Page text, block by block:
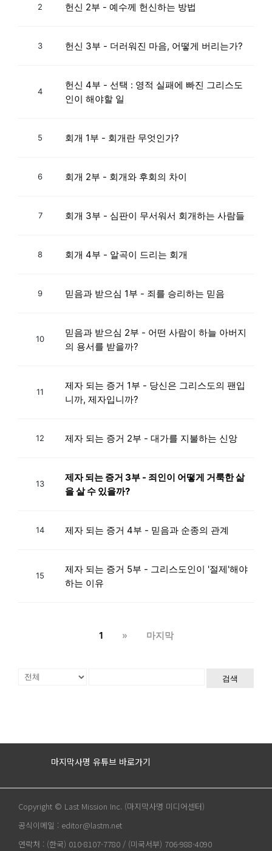
2 헌신 2부 - 예수께 헌신하는 방법
3 헌신 3부 - 더러워진 마음, 어떻게 버리는가?
4
헌신 4부 - 선택 : 영적 실패에 빠진 그리스도
인이 해야할 일
5 회개 1부 - 회개란 무엇인가?
6 회개 2부 - 회개와 후회의 차이
7 회개 3부 - 심판이 무서워서 회개하는 사람들
8 회개 4부 - 알곡이 드리는 회개
9 믿음과 받으심 1부 - 죄를 승리하는 믿음
10
믿음과 받으심 2부 - 어떤 사람이 하늘 아버지
의 용서를 받을까?
11
제자 되는 증거 1부 - 당신은 그리스도의 팬입
니까, 제자입니까?
12 제자 되는 증거 2부 - 대가를 지불하는 신앙
13
제자 되는 증거 3부 - 죄인이 어떻게 거룩한 삶
을 살 수 있을까?
14 제자 되는 증거 4부 - 믿음과 순종의 관계
15
제자 되는 증거 5부 - 그리스도인이 '절제'해야
하는 이유
1 » 마지막
검색
마지막사명 유튜브 바로가기
Copyright © Last Mission Inc. (마지막사명 미디어센터)
공식이메일 : editor@lastm.net
연락처 : (한국) 010-8107-7780 / (미국서부) 706-988-4090